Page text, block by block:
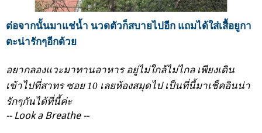
ต่อจากนั้นมาแช่น้ำ นวดตัวก็สบายไปอีก แถมได้ใส่เสื้อยูกา
ตะน่ารักๆอีกด้วย
อยากลองแวะมาทานอาหาร อยู่ไม่ใกล้ไม่ไกล เพียงเดิน
เข้าไปที่สาทร ซอย 10 เลยห้องสมุดไป เป็นที่นี้มาเช็คอินน่า
รักๆกันได้ที่นี้ค่ะ
-- Look a Breathe --